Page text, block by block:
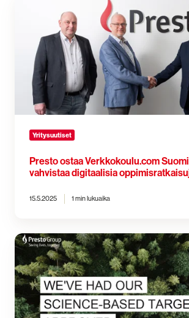
Verkkokoulu.com
vahvistaa
digitaalisia
oppimisratkaisujaan
Yritysuutiset
Presto ostaa Verkkokoulu.com
vahvistaa digitaalisia
15.5.2025 1 min lukuaika
Presto
ilmastotavoitteet
hyväksytty
–
vastuullisuustyö